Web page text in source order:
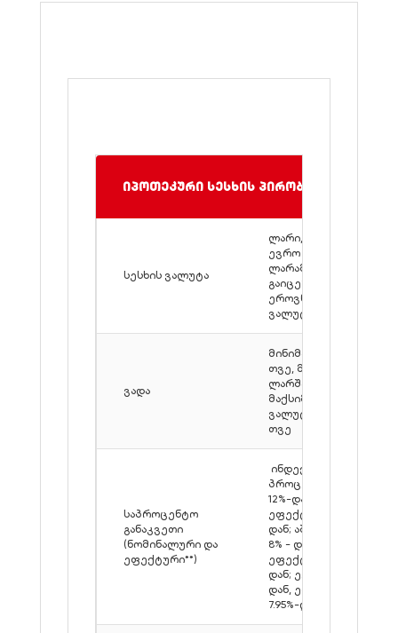
იპოთეკური სესხის პირობები
სესხის ვალუტა
ლარი, დოლარი,
ევრო (1,000,000
ლარამდე სესხები
გაიცემა მხოლოდ
ეროვნულ
ვალუტაში)
ვადა
მინიმალური - 6
თვე, მაქსიმალური
ლარში - 240 თვე,
მაქსიმალური
ვალუტაში - 120
თვე
საპროცენტო
განაკვეთი
(ნომინალური და
ეფექტური**)
ინდექსირებული**
პროცენტი: ლარი
12%-დან,
ეფექტური 12,9%-
დან; აშშ დოლარი
8% - დან,
ეფექტური 8.8%-
დან; ევრო 7.5%-
დან, ეფექტური
7.95%-დან